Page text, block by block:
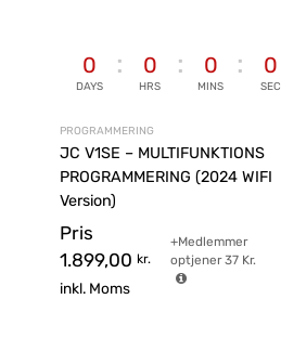
0
DAYS
0
HRS
0
MINS
0
SEC
PROGRAMMERING
JC V1SE – MULTIFUNKTIONS
PROGRAMMERING (2024 WIFI
Version)
Pris
1.899,00 kr.
inkl. Moms
+Medlemmer
optjener37 Kr.